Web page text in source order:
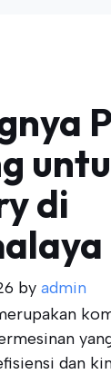
di
by admin
dan